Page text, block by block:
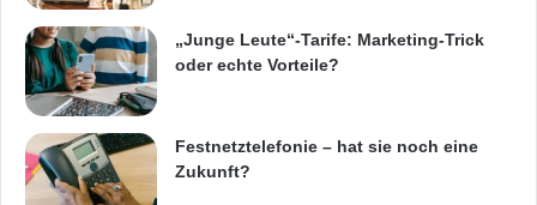
ausgerichtet sind, sehen wir eine verstärkte
Nachfrage nach wirklich robusten
Smartphones unter Verbrauchern, die nach
einem dauerhaften, aber dennoch stilvollen
Smartphone suchen. Mit dem Nautiz X1
„Junge Leute“-Tarife: Marketing-Trick
oder echte Vorteile?
Festnetztelefonie – hat sie noch eine
Zukunft?